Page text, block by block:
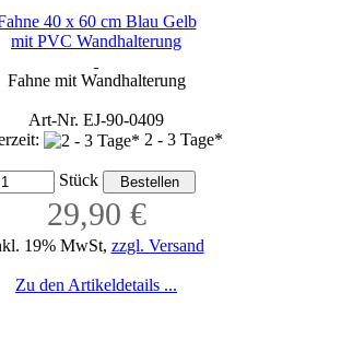
40 x 60 cm Blau Gelb
mit PVC Wandhalterung
Fahne mit Wandhalterung
Art-Nr. EJ-90-0409
2 - 3 Tage*
Stück
29,90 €
19% MwSt, zzgl. Versand
Zu den Artikeldetails ...